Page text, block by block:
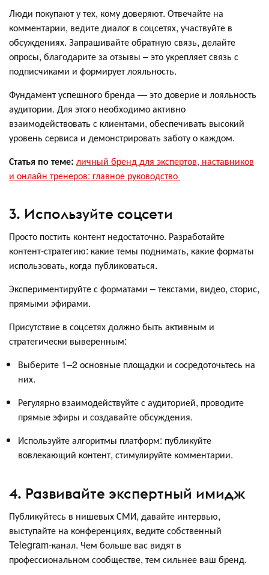
Люди покупают у тех, кому доверяют. Отвечайте на
комментарии, ведите диалог в соцсетях, участвуйте в
обсуждениях. Запрашивайте обратную связь, делайте
опросы, благодарите за отзывы – это укрепляет связь с
подписчиками и формирует лояльность.
Фундамент успешного бренда — это доверие и лояльность
аудитории. Для этого необходимо активно
взаимодействовать с клиентами, обеспечивать высокий
уровень сервиса и демонстрировать заботу о каждом.
Статья по теме: личный бренд для экспертов, наставников
и онлайн тренеров: главное руководство
3. Используйте соцсети
Просто постить контент недостаточно. Разработайте
контент-стратегию: какие темы поднимать, какие форматы
использовать, когда публиковаться.
Экспериментируйте с форматами – текстами, видео, сторис,
прямыми эфирами.
Присутствие в соцсетях должно быть активным и
стратегически выверенным:
Выберите 1–2 основные площадки и сосредоточьтесь на
них.
Регулярно взаимодействуйте с аудиторией, проводите
прямые эфиры и создавайте обсуждения.
Используйте алгоритмы платформ: публикуйте
вовлекающий контент, стимулируйте комментарии.
4. Развивайте экспертный имидж
Публикуйтесь в нишевых СМИ, давайте интервью,
выступайте на конференциях, ведите собственный
Telegram-канал. Чем больше вас видят в
профессиональном сообществе, тем сильнее ваш бренд.